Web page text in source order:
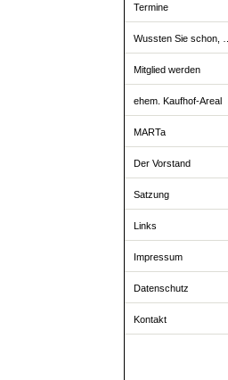
Termine
Wussten Sie schon, …
Mitglied werden
ehem. Kaufhof-Areal
MARTa
Der Vorstand
Satzung
Links
Impressum
Datenschutz
Kontakt